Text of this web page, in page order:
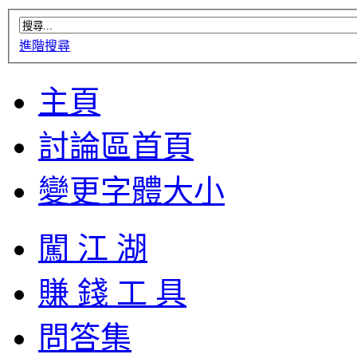
進階搜尋
主頁
討論區首頁
變更字體大小
闖 江 湖
賺 錢 工 具
問答集